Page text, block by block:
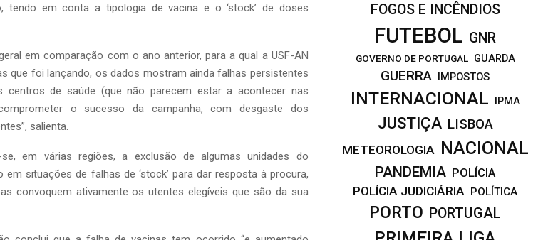
tendo em conta a tipologia de vacina e o ‘stock’ de doses
em comparação com o ano anterior, para a qual a USF-AN
que foi lançando, os dados mostram ainda falhas persistentes
centros de saúde (que não parecem estar a acontecer nas
o sucesso da campanha, com desgaste dos
salienta.
em várias regiões, a exclusão de algumas unidades do
situações de falhas de ‘stock’ para dar resposta à procura,
convoquem ativamente os utentes elegíveis que são da sua
FOGOS E INCÊNDIOS
FUTEBOL GNR
GOVERNO DE PORTUGAL GUARDA
GUERRA IMPOSTOS
INTERNACIONAL IPMA
JUSTIÇA LISBOA
METEOROLOGIA NACIONAL
PANDEMIA POLÍCIA
POLÍCIA JUDICIÁRIA POLÍTICA
PORTO PORTUGAL